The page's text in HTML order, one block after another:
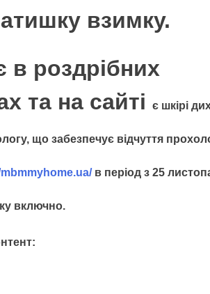
взимку.
в роздрібних
та на сайті
є шкірі
що забезпечує відчуття
в період з 25
включно.